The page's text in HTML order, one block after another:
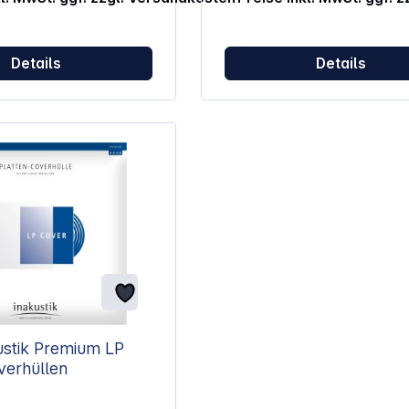
mit
Details Details
Premium LP